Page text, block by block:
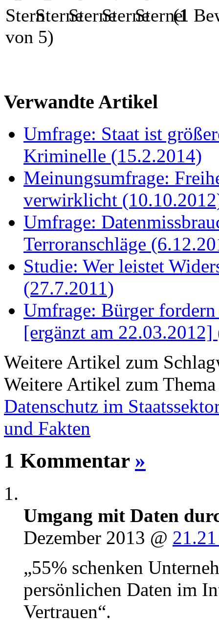
(1
von 5)
Verwandte Artikel
Umfrage: Staat ist
Kriminelle (15.2.2014)
Meinungsumfrage:
verwirklicht
Umfrage:
Terroranschläge
Studie: Wer leistet
(27.7.2011)
Umfrage: Bürger
[ergänzt am
Weitere Artikel zum
Weitere Artikel zum
Datenschutz im Staatssektor
und Fakten
1 Kommentar »
Umgang mit Daten
Dezember 2013 @
„55% schenken
persönlichen Daten im
Vertrauen“.